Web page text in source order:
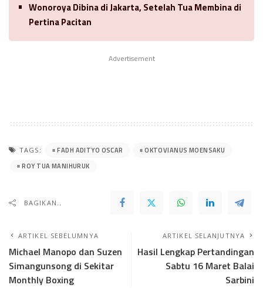
Wonoroya Dibina di Jakarta, Setelah Tua Membina di
Pertina Pacitan
Advertisement
TAGS: FADH ADITYO OSCAR
OKTOVIANUS MOENSAKU
ROY TUA MANIHURUK
BAGIKAN..
ARTIKEL SEBELUMNYA
Michael Manopo dan Suzen
Simangunsong di Sekitar
Monthly Boxing
ARTIKEL SELANJUTNYA
Hasil Lengkap Pertandingan
Sabtu 16 Maret Balai
Sarbini